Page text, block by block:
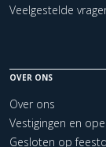
Veelgestelde
OVER ONS
Over ons
Vestigingen en
Gesloten op